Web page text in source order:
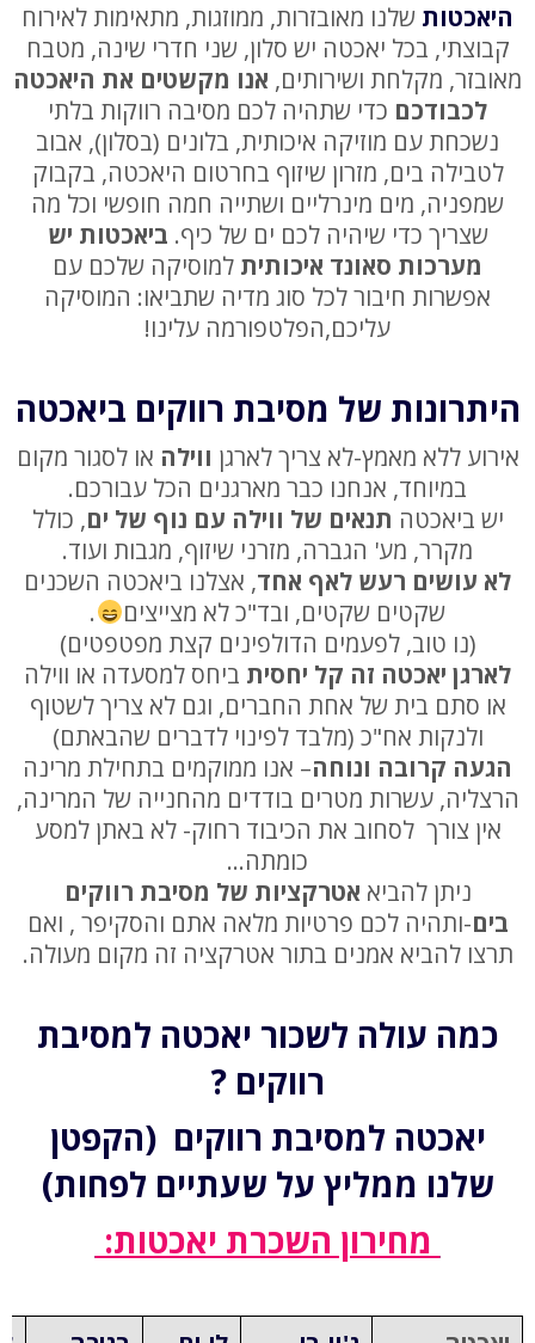
היאכטות שלנו מאובזרות, ממוזגות, מתאימות לאירוח
קבוצתי, בכל יאכטה יש סלון, שני חדרי שינה, מטבח
מאובזר, מקלחת ושירותים, אנו מקשטים את היאכטה
לכבודכם כדי שתהיה לכם מסיבה רווקות בלתי
נשכחת עם מוזיקה איכותית, בלונים (בסלון), אבוב
לטבילה בים, מזרון שיזוף בחרטום היאכטה, בקבוק
שמפניה, מים מינרליים ושתייה חמה חופשי וכל מה
שצריך כדי שיהיה לכם ים של כיף. ביאכטות יש
מערכות סאונד איכותית למוסיקה שלכם עם
אפשרות חיבור לכל סוג מדיה שתביאו: המוסיקה
עליכם,הפלטפורמה עלינו!
היתרונות של מסיבת רווקים ביאכטה
אירוע ללא מאמץ-לא צריך לארגן ווילה או לסגור מקום
במיוחד, אנחנו כבר מארגנים הכל עבורכם.
יש ביאכטה תנאים של ווילה עם נוף של ים, כולל
מקרר, מע' הגברה, מזרני שיזוף, מגבות ועוד.
לא עושים רעש לאף אחד, אצלנו ביאכטה השכנים
שקטים שקטים, ובד"כ לא מצייצים
.
(נו טוב, לפעמים הדולפינים קצת מפטפטים)
לארגן יאכטה זה קל יחסית ביחס למסעדה או ווילה
או סתם בית של אחת החברים, וגם לא צריך לשטוף
ולנקות אח"כ (מלבד לפינוי לדברים שהבאתם)
הגעה קרובה ונוחה– אנו ממוקמים בתחילת מרינה
הרצליה, עשרות מטרים בודדים מהחנייה של המרינה,
אין צורך לסחוב את הכיבוד רחוק- לא באתן למסע
כומתה…
ניתן להביא אטרקציות של מסיבת רווקים
בים-ותהיה לכם פרטיות מלאה אתם והסקיפר , ואם
תרצו להביא אמנים בתור אטרקציה זה מקום מעולה.
כמה עולה לשכור יאכטה למסיבת
רווקים ?
יאכטה למסיבת רווקים (הקפטן
שלנו ממליץ על שעתיים לפחות)
מחירון השכרת יאכטות: